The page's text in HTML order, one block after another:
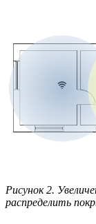
Рисунок 2.
распределить